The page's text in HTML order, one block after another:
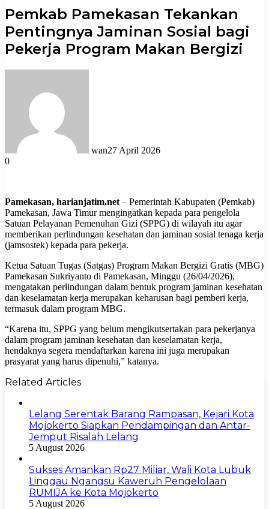
Pemkab Pamekasan Tekankan
Pentingnya Jaminan Sosial bagi
Pekerja Program Makan Bergizi
wan27 April 2026
0
Pamekasan, harianjatim.net – Pemerintah Kabupaten (Pemkab)
Pamekasan, Jawa Timur mengingatkan kepada para pengelola
Satuan Pelayanan Pemenuhan Gizi (SPPG) di wilayah itu agar
memberikan perlindungan kesehatan dan jaminan sosial tenaga kerja
(jamsostek) kepada para pekerja.
Ketua Satuan Tugas (Satgas) Program Makan Bergizi Gratis (MBG)
Pamekasan Sukriyanto di Pamekasan, Minggu (26/04/2026),
mengatakan perlindungan dalam bentuk program jaminan kesehatan
dan keselamatan kerja merupakan keharusan bagi pemberi kerja,
termasuk dalam program MBG.
“Karena itu, SPPG yang belum mengikutsertakan para pekerjanya
dalam program jaminan kesehatan dan keselamatan kerja,
hendaknya segera mendaftarkan karena ini juga merupakan
prasyarat yang harus dipenuhi,” katanya.
Related Articles
Lelang Serentak Barang Rampasan, Kejari Kota
Mojokerto Siapkan Pendampingan dan Antar-
Jemput Risalah Lelang
5 August 2026
Sukses Amankan Rp27 Miliar, Wali Kota Lubuk
Linggau Ngangsu Kaweruh Pengelolaan
RUMIJA ke Kota Mojokerto
5 August 2026